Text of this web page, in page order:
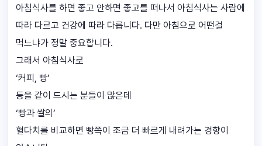
아침식사를 하면 좋고 안하면 좋고를 떠나서 아침식사는 사람에
따라 다르고 건강에 따라 다릅니다. 다만 아침으로 어떤걸
먹느냐가 정말 중요합니다.
그래서 아침식사로
‘커피, 빵’
등을 같이 드시는 분들이 많은데
‘빵과 쌀의’
혈다치를 비교하면 빵쪽이 조금 더 빠르게 내려가는 경향이